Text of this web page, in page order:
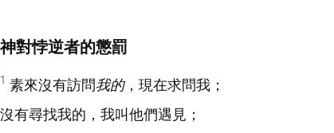
神對悖逆者的懲罰
1 素來沒有訪問我的，現在求問我；
沒有尋找我的，我叫他們遇見；